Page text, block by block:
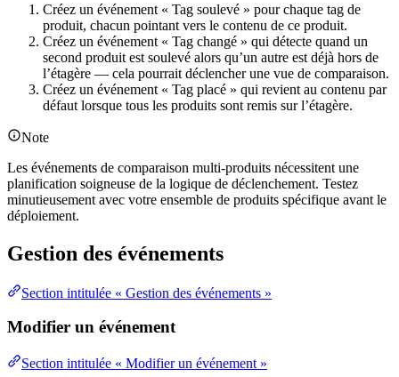
Créez un événement « Tag soulevé » pour chaque tag de
produit, chacun pointant vers le contenu de ce produit.
Créez un événement « Tag changé » qui détecte quand un
second produit est soulevé alors qu’un autre est déjà hors de
l’étagère — cela pourrait déclencher une vue de comparaison.
Créez un événement « Tag placé » qui revient au contenu par
défaut lorsque tous les produits sont remis sur l’étagère.
Note
Les événements de comparaison multi-produits nécessitent une
planification soigneuse de la logique de déclenchement. Testez
minutieusement avec votre ensemble de produits spécifique avant le
déploiement.
Gestion des événements
Section intitulée « Gestion des événements »
Modifier un événement
Section intitulée « Modifier un événement »